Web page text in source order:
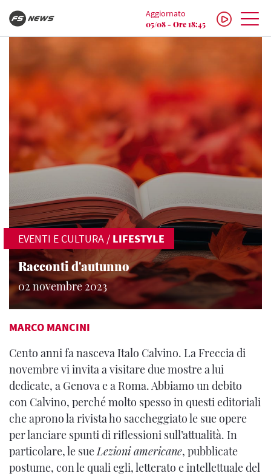
Aggiornato
05/08 - Ore 18:45
EVENTI E CULTURA / LIFESTYLE
Racconti d'autunno
02 novembre 2023
MARCO MANCINI
Cento anni fa nasceva Italo Calvino. La Freccia di
novembre vi invita a visitare due mostre a lui
dedicate, a Genova e a Roma. Abbiamo un debito
con Calvino, perché molto spesso in questi editoriali
che aprono la rivista ho saccheggiato le sue opere
per lanciare spunti di riflessioni sull’attualità. In
particolare, le sueLezioni americane, pubblicate
postume, con le quali egli, letterato e intellettuale del